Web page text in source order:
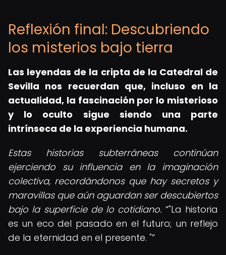
Reflexión final: Descubriendo
los misterios bajo tierra
Las leyendas de la cripta de la Catedral de
Sevilla nos recuerdan que, incluso en la
actualidad, la fascinación por lo misterioso
y lo oculto sigue siendo una parte
intrínseca de la experiencia humana.
Estas historias subterráneas continúan
ejerciendo su influencia en la imaginación
colectiva, recordándonos que hay secretos y
maravillas que aún aguardan ser descubiertos
bajo la superficie de lo cotidiano. "La historia
es un eco del pasado en el futuro; un reflejo
de la eternidad en el presente. "